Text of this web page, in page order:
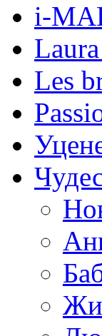
i-
Les